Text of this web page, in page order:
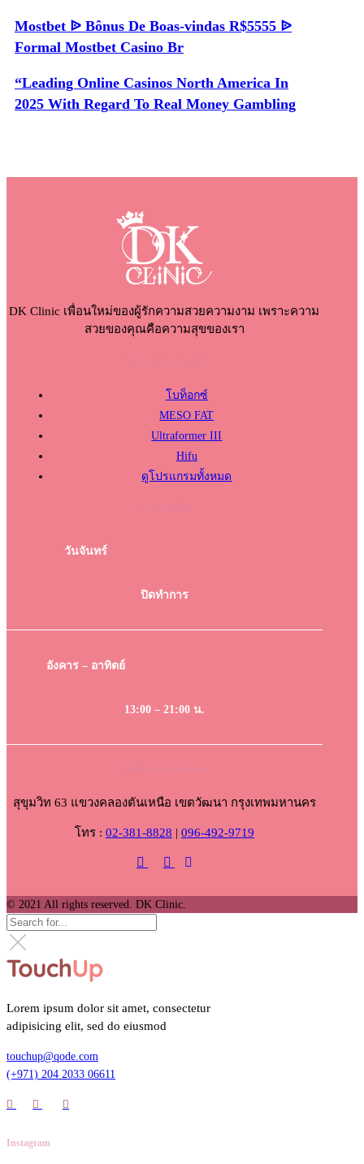
Mostbet ᐉ Bônus De Boas-vindas R$5555 ᐉ
Formal Mostbet Casino Br
“Leading Online Casinos North America In
2025 With Regard To Real Money Gambling
DK Clinic เพื่อนใหม่ของผู้รักความสวยความงาม เพราะความ
สวยของคุณคือความสุขของเรา
โบท็อกซ์
MESO FAT
Ultraformer III
Hifu
ดูโปรแกรมทั้งหมด
วันจันทร์
ปิดทำการ
อังคาร – อาทิตย์
13:00 – 21:00 น.
สุขุมวิท 63 แขวงคลองตันเหนือ เขตวัฒนา กรุงเทพมหานคร
โทร : 02-381-8828 | 096-492-9719
© 2021 All rights reserved. DK Clinic.
Lorem ipsum dolor sit amet, consectetur
adipisicing elit, sed do eiusmod
touchup@qode.com
(+971) 204 2033 06611
Instagram